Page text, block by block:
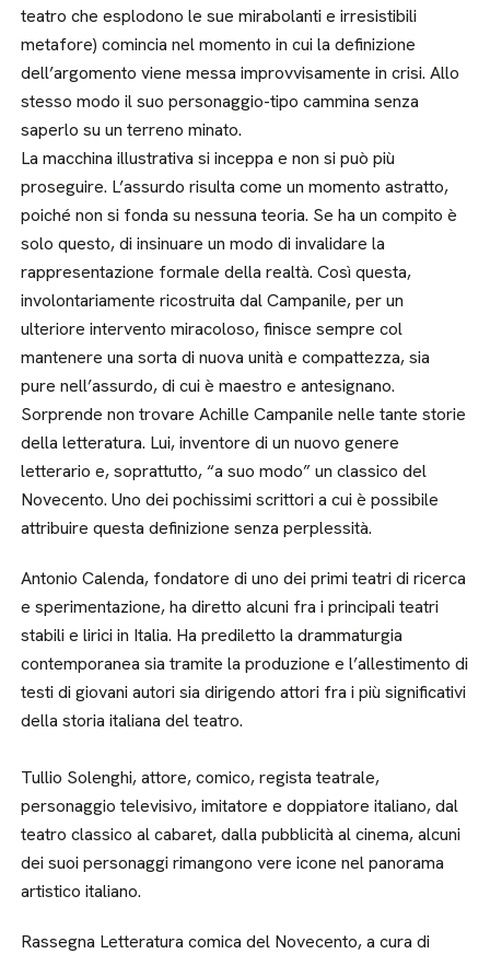
teatro che esplodono le sue mirabolanti e irresistibili
metafore) comincia nel momento in cui la definizione
dell’argomento viene messa improvvisamente in crisi. Allo
stesso modo il suo personaggio-tipo cammina senza
saperlo su un terreno minato.
La macchina illustrativa si inceppa e non si può più
proseguire. L’assurdo risulta come un momento astratto,
poiché non si fonda su nessuna teoria. Se ha un compito è
solo questo, di insinuare un modo di invalidare la
rappresentazione formale della realtà. Così questa,
involontariamente ricostruita dal Campanile, per un
ulteriore intervento miracoloso, finisce sempre col
mantenere una sorta di nuova unità e compattezza, sia
pure nell’assurdo, di cui è maestro e antesignano.
Sorprende non trovare Achille Campanile nelle tante storie
della letteratura. Lui, inventore di un nuovo genere
letterario e, soprattutto, “a suo modo” un classico del
Novecento. Uno dei pochissimi scrittori a cui è possibile
attribuire questa definizione senza perplessità.
Antonio Calenda, fondatore di uno dei primi teatri di ricerca
e sperimentazione, ha diretto alcuni fra i principali teatri
stabili e lirici in Italia. Ha prediletto la drammaturgia
contemporanea sia tramite la produzione e l’allestimento di
testi di giovani autori sia dirigendo attori fra i più significativi
della storia italiana del teatro.
Tullio Solenghi, attore, comico, regista teatrale,
personaggio televisivo, imitatore e doppiatore italiano, dal
teatro classico al cabaret, dalla pubblicità al cinema, alcuni
dei suoi personaggi rimangono vere icone nel panorama
artistico italiano.
Rassegna Letteratura comica del Novecento, a cura di